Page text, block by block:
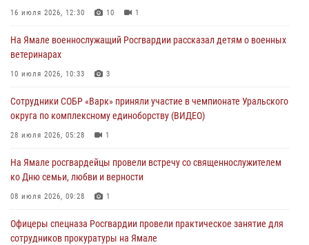
На Полярном круге Росгвардия обеспечила безопасность турнира
Акция «Каникулы с Росгвардией» продолжается на Ямале
16 июля 2026, 12:30 10 1
На Ямале военнослужащий Росгвардии рассказал детям о военных
ветеринарах
10 июля 2026, 10:33 3
Сотрудники СОБР «Варк» приняли участие в чемпионате Уральского
округа по комплексному единоборству (ВИДЕО)
28 июля 2026, 05:28 1
На Ямале росгвардейцы провели встречу со священнослужителем
ко Дню семьи, любви и верности
08 июля 2026, 09:28 1
Офицеры спецназа Росгвардии провели практическое занятие для
сотрудников прокуратуры на Ямале